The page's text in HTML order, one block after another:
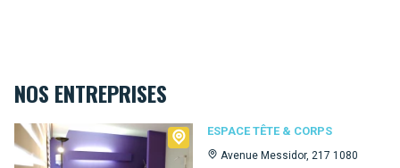
NOS ENTREPRISES
ESPACE TÊTE & CORPS
Avenue Messidor, 217 1080
Espace Tête & Corps